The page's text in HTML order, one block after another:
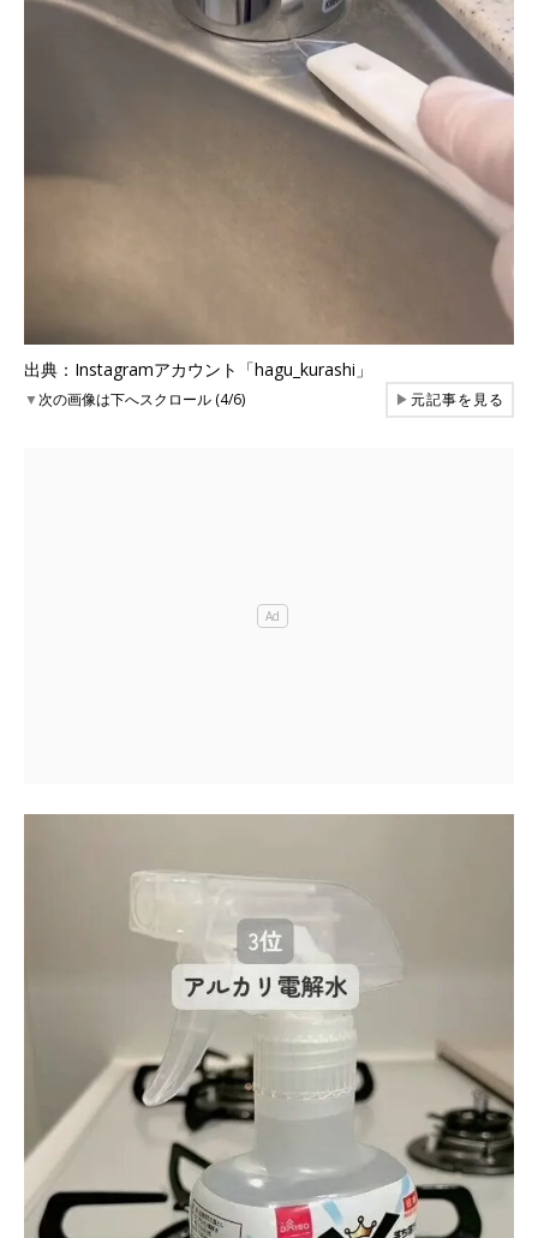
出典：Instagramアカウント「hagu_kurashi」
▼次の画像は下へスクロール (4/6) ▶元記事を見る